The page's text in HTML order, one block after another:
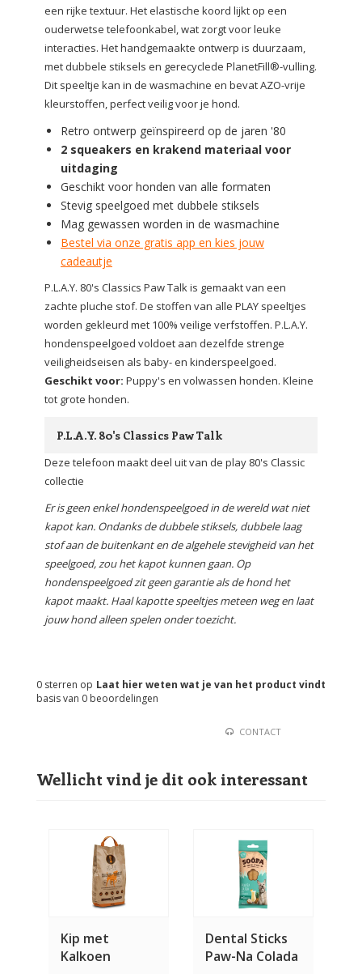
een rijke textuur. Het elastische koord lijkt op een
ouderwetse telefoonkabel, wat zorgt voor leuke
interacties. Het handgemaakte ontwerp is duurzaam,
met dubbele stiksels en gerecyclede PlanetFill®-vulling.
Dit speeltje kan in de wasmachine en bevat AZO-vrije
kleurstoffen, perfect veilig voor je hond.
Retro ontwerp geïnspireerd op de jaren '80
2 squeakers en krakend materiaal voor
uitdaging
Geschikt voor honden van alle formaten
Stevig speelgoed met dubbele stiksels
Mag gewassen worden in de wasmachine
Bestel via onze gratis app en kies jouw
cadeautje
P.L.A.Y. 80's Classics Paw Talk is gemaakt van een
zachte pluche stof. De stoffen van alle PLAY speeltjes
worden gekleurd met 100% veilige verfstoffen. P.L.A.Y.
hondenspeelgoed voldoet aan dezelfde strenge
veiligheidseisen als baby- en kinderspeelgoed.
Geschikt voor: Puppy's en volwassen honden. Kleine
tot grote honden.
P.L.A.Y. 80's Classics Paw Talk
Deze telefoon maakt deel uit van de play 80's Classic
collectie
Er is geen enkel hondenspeelgoed in de wereld wat niet
kapot kan. Ondanks de dubbele stiksels, dubbele laag
stof aan de buitenkant en de algehele stevigheid van het
speelgoed, zou het kapot kunnen gaan. Op
hondenspeelgoed zit geen garantie als de hond het
kapot maakt. Haal kapotte speeltjes meteen weg en laat
jouw hond alleen spelen onder toezicht.
Laat hier weten wat je van het product vindt
0 sterren op
basis van 0 beoordelingen
CONTACT
Wellicht vind je dit ook interessant
Kip met
Kalkoen
Dental Sticks
Paw-Na Colada